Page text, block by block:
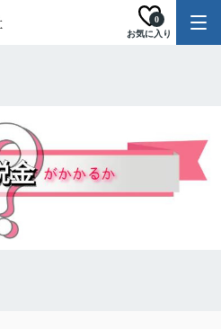
お気に入り
0